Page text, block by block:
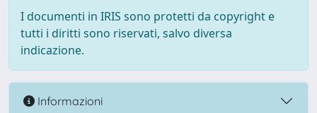
I documenti in IRIS sono protetti da copyright e
tutti i diritti sono riservati, salvo diversa
indicazione.
Informazioni